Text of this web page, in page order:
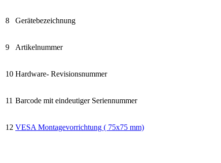
8 Gerätebezeichnung
9 Artikelnummer
10 Hardware- Revisionsnummer
11 Barcode mit eindeutiger Seriennummer
12 VESA Montagevorrichtung ( 75x75 mm)